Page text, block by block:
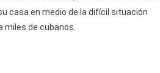
casa en medio de la difícil situación
miles de cubanos.